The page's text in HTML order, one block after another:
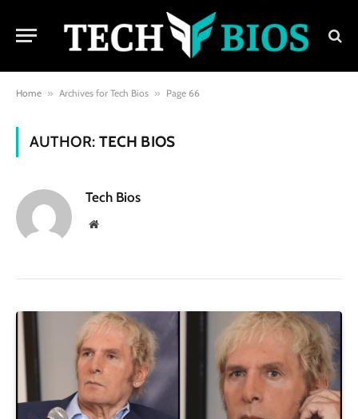
Home » Archives for Tech Bios » Page 66
AUTHOR: TECH BIOS
Tech Bios
Website